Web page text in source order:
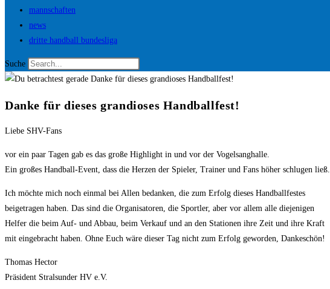
mannschaften
news
dritte handball bundesliga
Suche
Danke für dieses grandioses Handballfest!
Liebe SHV-Fans
vor ein paar Tagen gab es das große Highlight in und vor der Vogelsanghalle.
Ein großes Handball-Event, dass die Herzen der Spieler, Trainer und Fans höher schlugen ließ.
Ich möchte mich noch einmal bei Allen bedanken, die zum Erfolg dieses Handballfestes
beigetragen haben. Das sind die Organisatoren, die Sportler, aber vor allem alle diejenigen
Helfer die beim Auf- und Abbau, beim Verkauf und an den Stationen ihre Zeit und ihre Kraft
mit eingebracht haben. Ohne Euch wäre dieser Tag nicht zum Erfolg geworden, Dankeschön!
Thomas Hector
Präsident Stralsunder HV e.V.